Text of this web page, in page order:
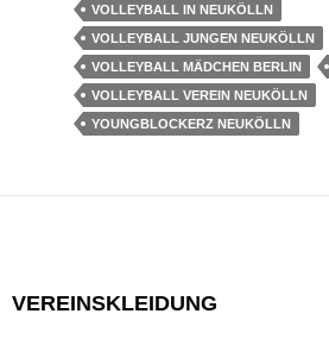
VOLLEYBALL IN NEUKÖLLN
VOLLEYBALL JUNGEN NEUKÖLLN
VOLLEYBALL MÄDCHEN BERLIN
VOLLEYBALL VEREIN NEUKÖLLN
YOUNGBLOCKERZ NEUKÖLLN
VEREINSKLEIDUNG